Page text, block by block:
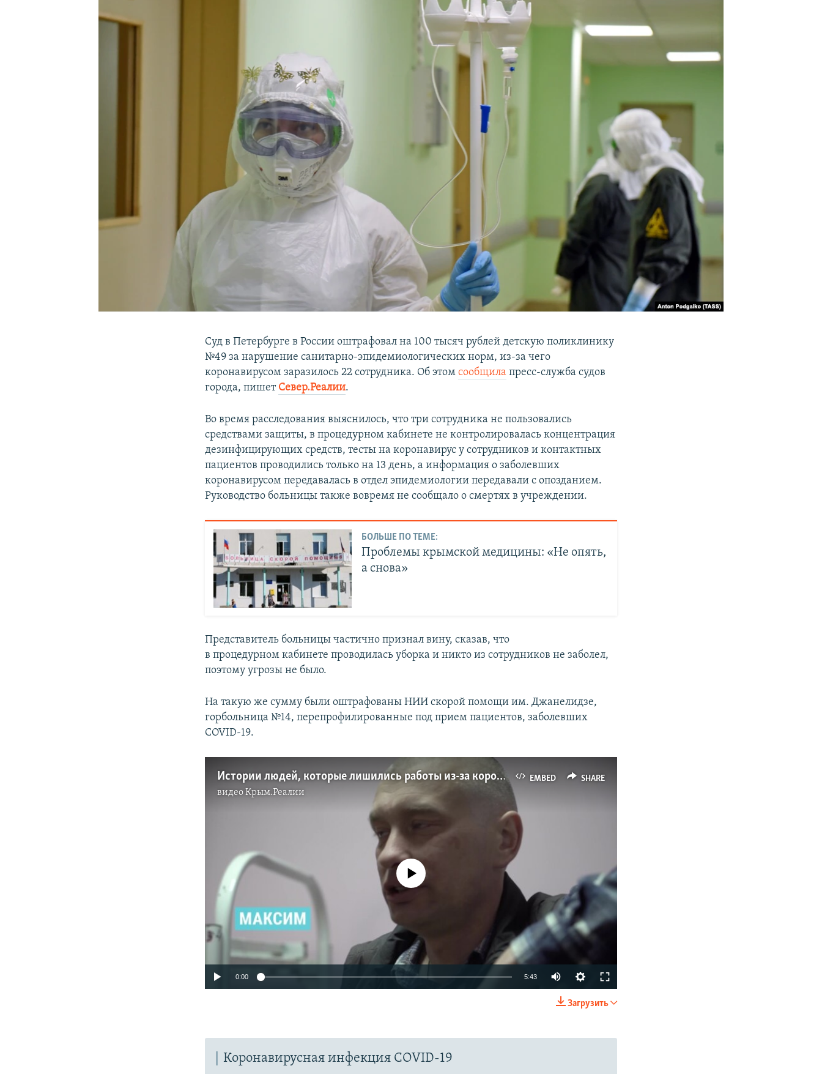
КРЫМ.НЕПОКОРЕННЫЙ
Суд в Петербурге в России оштрафовал на 100 тысяч рублей детскую поликлинику
№49 за нарушение санитарно-эпидемиологических норм, из-за чего
коронавирусом заразилось 22 сотрудника. Об этомсообщила пресс-служба судов
города, пишет Север.Реалии.​
Во время расследования выяснилось, что три сотрудника не пользовались
средствами защиты, в процедурном кабинете не контролировалась концентрация
дезинфицирующих средств, тесты на коронавирус у сотрудников и контактных
пациентов проводились только на 13 день, а информация о заболевших
коронавирусом передавалась в отдел эпидемиологии передавали с опозданием.
Руководство больницы также вовремя не сообщало о смертях в учреждении.
БОЛЬШЕ ПО ТЕМЕ:
Проблемы крымской медицины: «Не опять,
а снова»
Представитель больницы частично признал вину, сказав, что
в процедурном кабинете проводилась уборка и никто из сотрудников не заболел,
поэтому угрозы не было.
На такую же сумму были оштрафованы НИИ скорой помощи им. Джанелидзе,
горбольница №14, перепрофилированные под прием пациентов, заболевших
COVID-19.
EMBED SHARE
Истории людей, которые лишились работы из-за коронавируса (видео)
видеоКрым.Реалии
SHARE
No media source currently available
0:00 5:43
270p
480p
Загрузить
Коронавирусная инфекция COVID-19